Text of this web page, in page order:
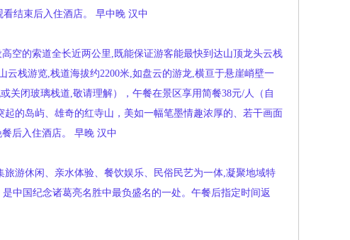
结束后入住酒店。
早中晚 汉中
空的索道全长近两公里,既能保证游客能最快到达山顶龙头云栈
云栈游览,栈道海拔约2200米,如盘云的游龙,横亘于悬崖峭壁一
关闭玻璃栈道,敬请理解），午餐在景区享用简餐38元/人（自
的岛屿、雄奇的红寺山，美如一幅笔墨情趣浓厚的、若干画面
后入住酒店。
早晚 汉中
游休闲、亲水体验、餐饮娱乐、民俗民艺为一体,凝聚地域特
中国纪念诸葛亮名胜中最负盛名的一处。午餐后指定时间返